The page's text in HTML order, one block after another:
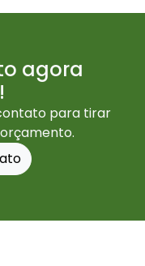
agora
para tirar